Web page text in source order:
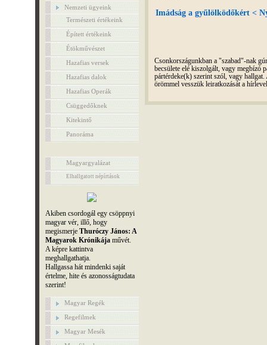
Nemzeti ügyeink
Természeti értékeink
Épített értékeink
Étökművészet
Hazafias versek
Hazafias dalok
Hazafias Operák
Csüggedőknek
Kitekintő
Panoráma
Magyargyalázat
Elhallgatott népírtások
Akiben csordogál egy csöppnyi
magyar vér, illő, hogy
megismerje Thuróczy János: A
Magyarok Krónikájaművét.
A képre kattintva
meghallgathatja.
Hallgassa hát mindenki saját
értelme, hite és azonosságtudata
szerint!
Magyar Regék
Regefilmek
Magyar Mesék
Imádság a gyűlölködőkért <
Csonkországunkban a "szabad"-nak
becsülete elé kiszolgált, vagy megbízó
pártérdeke(k) szerint szól, vagy
örömmel vesszük leiratkozását a